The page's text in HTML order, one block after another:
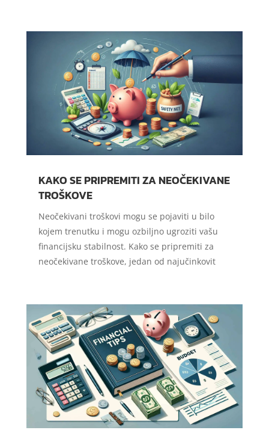
KAKO SE PRIPREMITI ZA NEOČEKIVANE
TROŠKOVE
Neočekivani troškovi mogu se pojaviti u bilo
kojem trenutku i mogu ozbiljno ugroziti vašu
financijsku stabilnost. Kako se pripremiti za
neočekivane troškove, jedan od najučinkovit